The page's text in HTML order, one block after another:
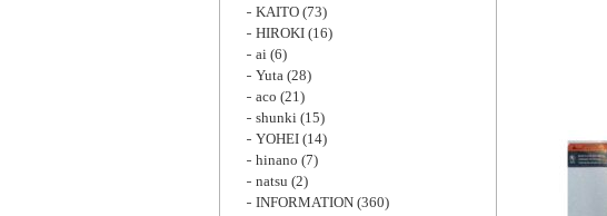
KAITO (73)
HIROKI (16)
ai (6)
Yuta (28)
aco (21)
shunki (15)
YOHEI (14)
hinano (7)
natsu (2)
INFORMATION (360)